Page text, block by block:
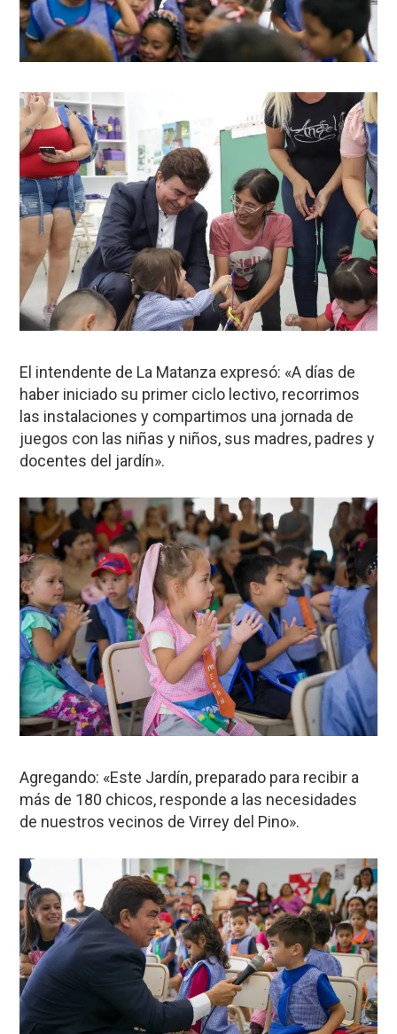
El intendente de La Matanza expresó: «A días de
haber iniciado su primer ciclo lectivo, recorrimos
las instalaciones y compartimos una jornada de
juegos con las niñas y niños, sus madres, padres y
docentes del jardín».
Agregando: «Este Jardín, preparado para recibir a
más de 180 chicos, responde a las necesidades
de nuestros vecinos de Virrey del Pino».